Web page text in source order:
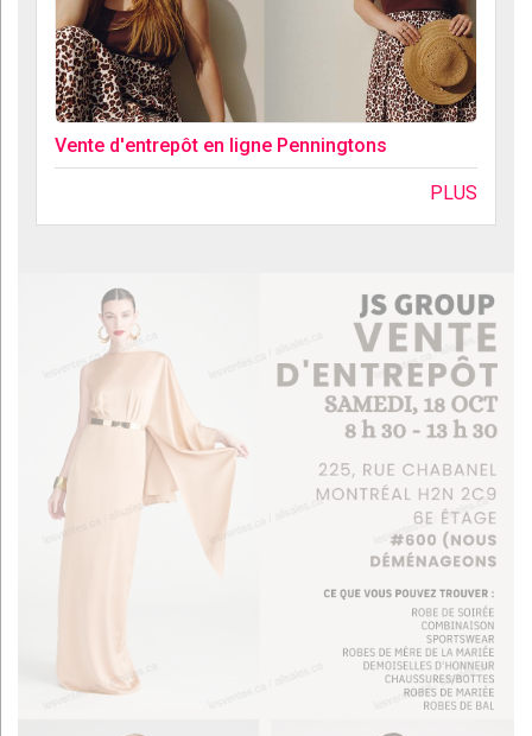
Vente d'entrepôt en ligne Penningtons
PLUS